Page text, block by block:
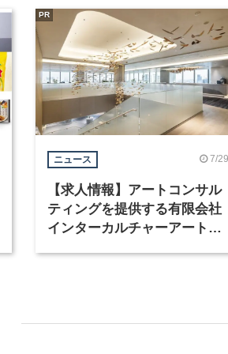
ニュース 7/29
【求人情報】アートコンサル
ティングを提供する有限会社
インターカルチャーアート
PR